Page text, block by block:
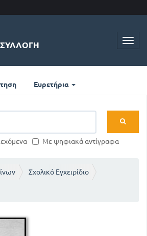
ΣΥΛΛΟΓΉ
Ευρετήρια
Με ψηφιακά αντίγραφα
Σχολικό Εγχειρίδιο